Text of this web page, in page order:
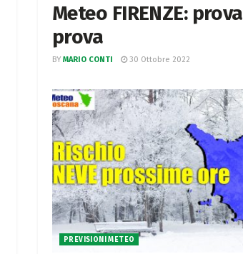
Meteo FIRENZE: prova
prova
BY MARIO CONTI 30 Ottobre 2022
PREVISIONI METEO